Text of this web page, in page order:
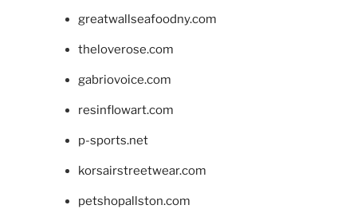
greatwallseafoodny.com
theloverose.com
gabriovoice.com
resinflowart.com
p-sports.net
korsairstreetwear.com
petshopallston.com